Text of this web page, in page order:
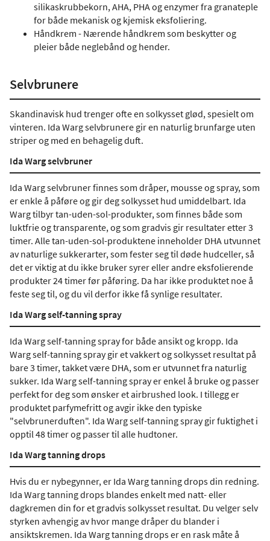
silikaskrubbekorn, AHA, PHA og enzymer fra granateple
for både mekanisk og kjemisk eksfoliering.
Håndkrem - Nærende håndkrem som beskytter og
pleier både neglebånd og hender.
Selvbrunere
Skandinavisk hud trenger ofte en solkysset glød, spesielt om
vinteren. Ida Warg selvbrunere gir en naturlig brunfarge uten
striper og med en behagelig duft.
Ida Warg selvbruner
Ida Warg selvbruner finnes som dråper, mousse og spray, som
er enkle å påføre og gir deg solkysset hud umiddelbart. Ida
Warg tilbyr tan-uden-sol-produkter, som finnes både som
luktfrie og transparente, og som gradvis gir resultater etter 3
timer. Alle tan-uden-sol-produktene inneholder DHA utvunnet
av naturlige sukkerarter, som fester seg til døde hudceller, så
det er viktig at du ikke bruker syrer eller andre eksfolierende
produkter 24 timer før påføring. Da har ikke produktet noe å
feste seg til, og du vil derfor ikke få synlige resultater.
Ida Warg self-tanning spray
Ida Warg self-tanning spray for både ansikt og kropp. Ida
Warg self-tanning spray gir et vakkert og solkysset resultat på
bare 3 timer, takket være DHA, som er utvunnet fra naturlig
sukker. Ida Warg self-tanning spray er enkel å bruke og passer
perfekt for deg som ønsker et airbrushed look. I tillegg er
produktet parfymefritt og avgir ikke den typiske
"selvbrunerduften". Ida Warg self-tanning spray gir fuktighet i
opptil 48 timer og passer til alle hudtoner.
Ida Warg tanning drops
Hvis du er nybegynner, er Ida Warg tanning drops din redning.
Ida Warg tanning drops blandes enkelt med natt- eller
dagkremen din for et gradvis solkysset resultat. Du velger selv
styrken avhengig av hvor mange dråper du blander i
ansiktskremen. Ida Warg tanning drops er en rask måte å